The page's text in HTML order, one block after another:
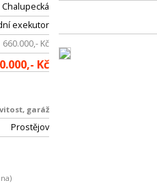
Chalupecká
exekutor
660.000,- Kč
Kč
garáž
Prostějov